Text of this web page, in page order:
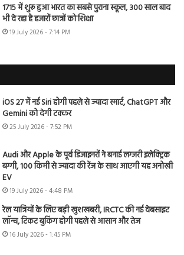
1715 में शुरू हुआ भारत का सबसे पुराना स्कूल, 300 साल बाद
भी दे रहा है हजारों छात्रों को शिक्षा
19 July 2026 - 7:14 PM
iOS 27 में नई Siri होगी पहले से ज्यादा स्मार्ट, ChatGPT और
Gemini को देगी टक्कर
25 July 2026 - 7:52 PM
Audi और Apple के पूर्व डिजाइनरों ने बनाई लग्जरी इलेक्ट्रिक
बग्गी, 100 किमी से ज्यादा की रेंज के साथ आएगी यह अनोखी
EV
19 July 2026 - 4:48 PM
रेल यात्रियों के लिए बड़ी खुशखबरी, IRCTC की नई वेबसाइट
लॉन्च, टिकट बुकिंग होगी पहले से आसान और तेज
16 July 2026 - 1:45 PM